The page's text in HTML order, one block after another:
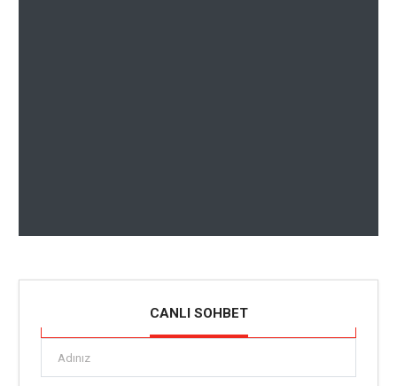
CANLI SOHBET